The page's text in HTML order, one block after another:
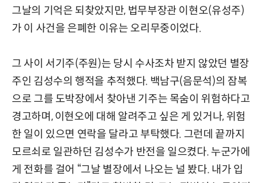
그날의 기억은 되찾았지만, 법무부장관 이현오(유성주)
가 이 사건을 은폐한 이유는 오리무중이었다.
그 사이 서기주(주원)는 당시 수사조차 받지 않았던 별장
주인 김성수의 행적을 추적했다. 백남구(음문석)의 잠복
으로 그를 도박장에서 찾아낸 기주는 목숨이 위험하다고
경고하며, 이현오에 대해 알려주고 싶은 게 있거나, 위험
한 일이 있으면 연락을 달라고 부탁했다. 그런데 끝까지
모르쇠로 일관하던 김성수가 반전을 일으켰다. 누군가에
게 전화를 걸어 “그날 별장에서 나오는 널 봤다. 내가 입